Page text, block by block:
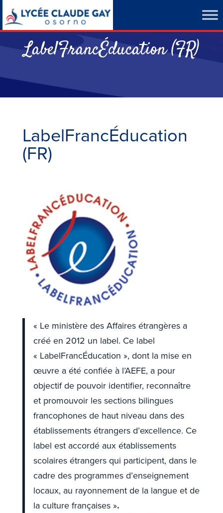
LabelFrancÉducation (FR)
LabelFrancÉducation
(FR)
« Le ministère des Affaires étrangères a
créé en 2012 un label. Ce label
« LabelFrancÉducation », dont la mise en
œuvre a été confiée à l’AEFE, a pour
objectif de pouvoir identifier, reconnaître
et promouvoir les sections bilingues
francophones de haut niveau dans des
établissements étrangers d’excellence. Ce
label est accordé aux établissements
scolaires étrangers qui participent, dans le
cadre des programmes d’enseignement
locaux, au rayonnement de la langue et de
la culture françaises ».